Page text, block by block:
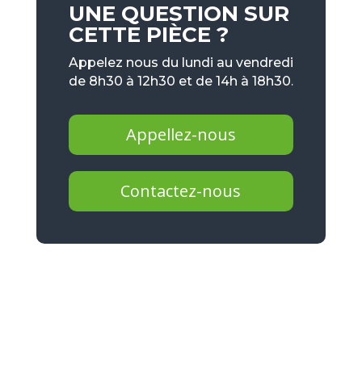
UNE QUESTION SUR
CETTE PIÈCE ?
Appelez nous du lundi au vendredi
de 8h30 à 12h30 et de 14h à 18h30.
Appellez-nous
Contactez-nous